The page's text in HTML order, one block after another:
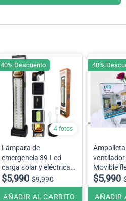
4 fotos
Lámpara de
emergencia 39 Led
carga solar y eléctrica
30 Wts
$5,990 $9,990
AÑADIR AL CARRITO
40% Descuento
Movible flexible (incluye
control
$5,990
AÑADIR
40%